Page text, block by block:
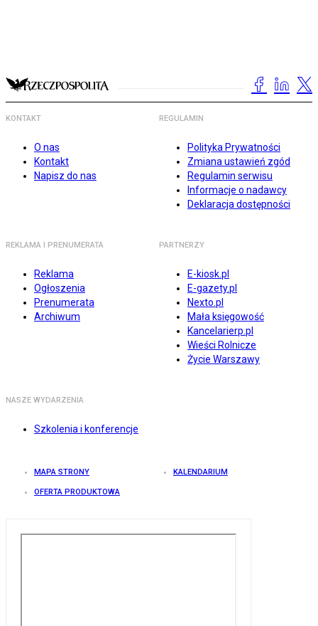
KONTAKT
O nas
Kontakt
Napisz do nas
REGULAMIN
Polityka Prywatności
Zmiana ustawień zgód
Regulamin serwisu
Informacje o nadawcy
Deklaracja dostępności
REKLAMA I PRENUMERATA
Reklama
Ogłoszenia
Prenumerata
Archiwum
PARTNERZY
E-kiosk.pl
E-gazety.pl
Nexto.pl
Mała księgowość
Kancelarierp.pl
Wieści Rolnicze
Życie Warszawy
NASZE WYDARZENIA
Szkolenia i konferencje
MAPA STRONY KALENDARIUM
OFERTA PRODUKTOWA